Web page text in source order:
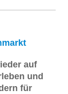
auf
und
für